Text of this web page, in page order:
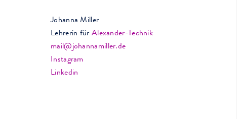
Johanna Miller
Lehrerin für Alexander-Technik
mail@johannamiller.de
Instagram
Linkedin